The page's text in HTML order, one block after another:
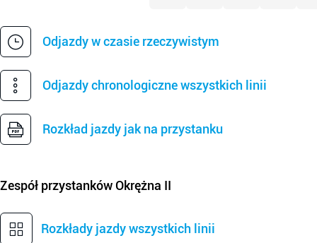
Odjazdy w czasie rzeczywistym
Odjazdy chronologiczne wszystkich linii
Rozkład jazdy jak na przystanku
Zespół przystanków Okrężna II
Rozkłady jazdy wszystkich linii